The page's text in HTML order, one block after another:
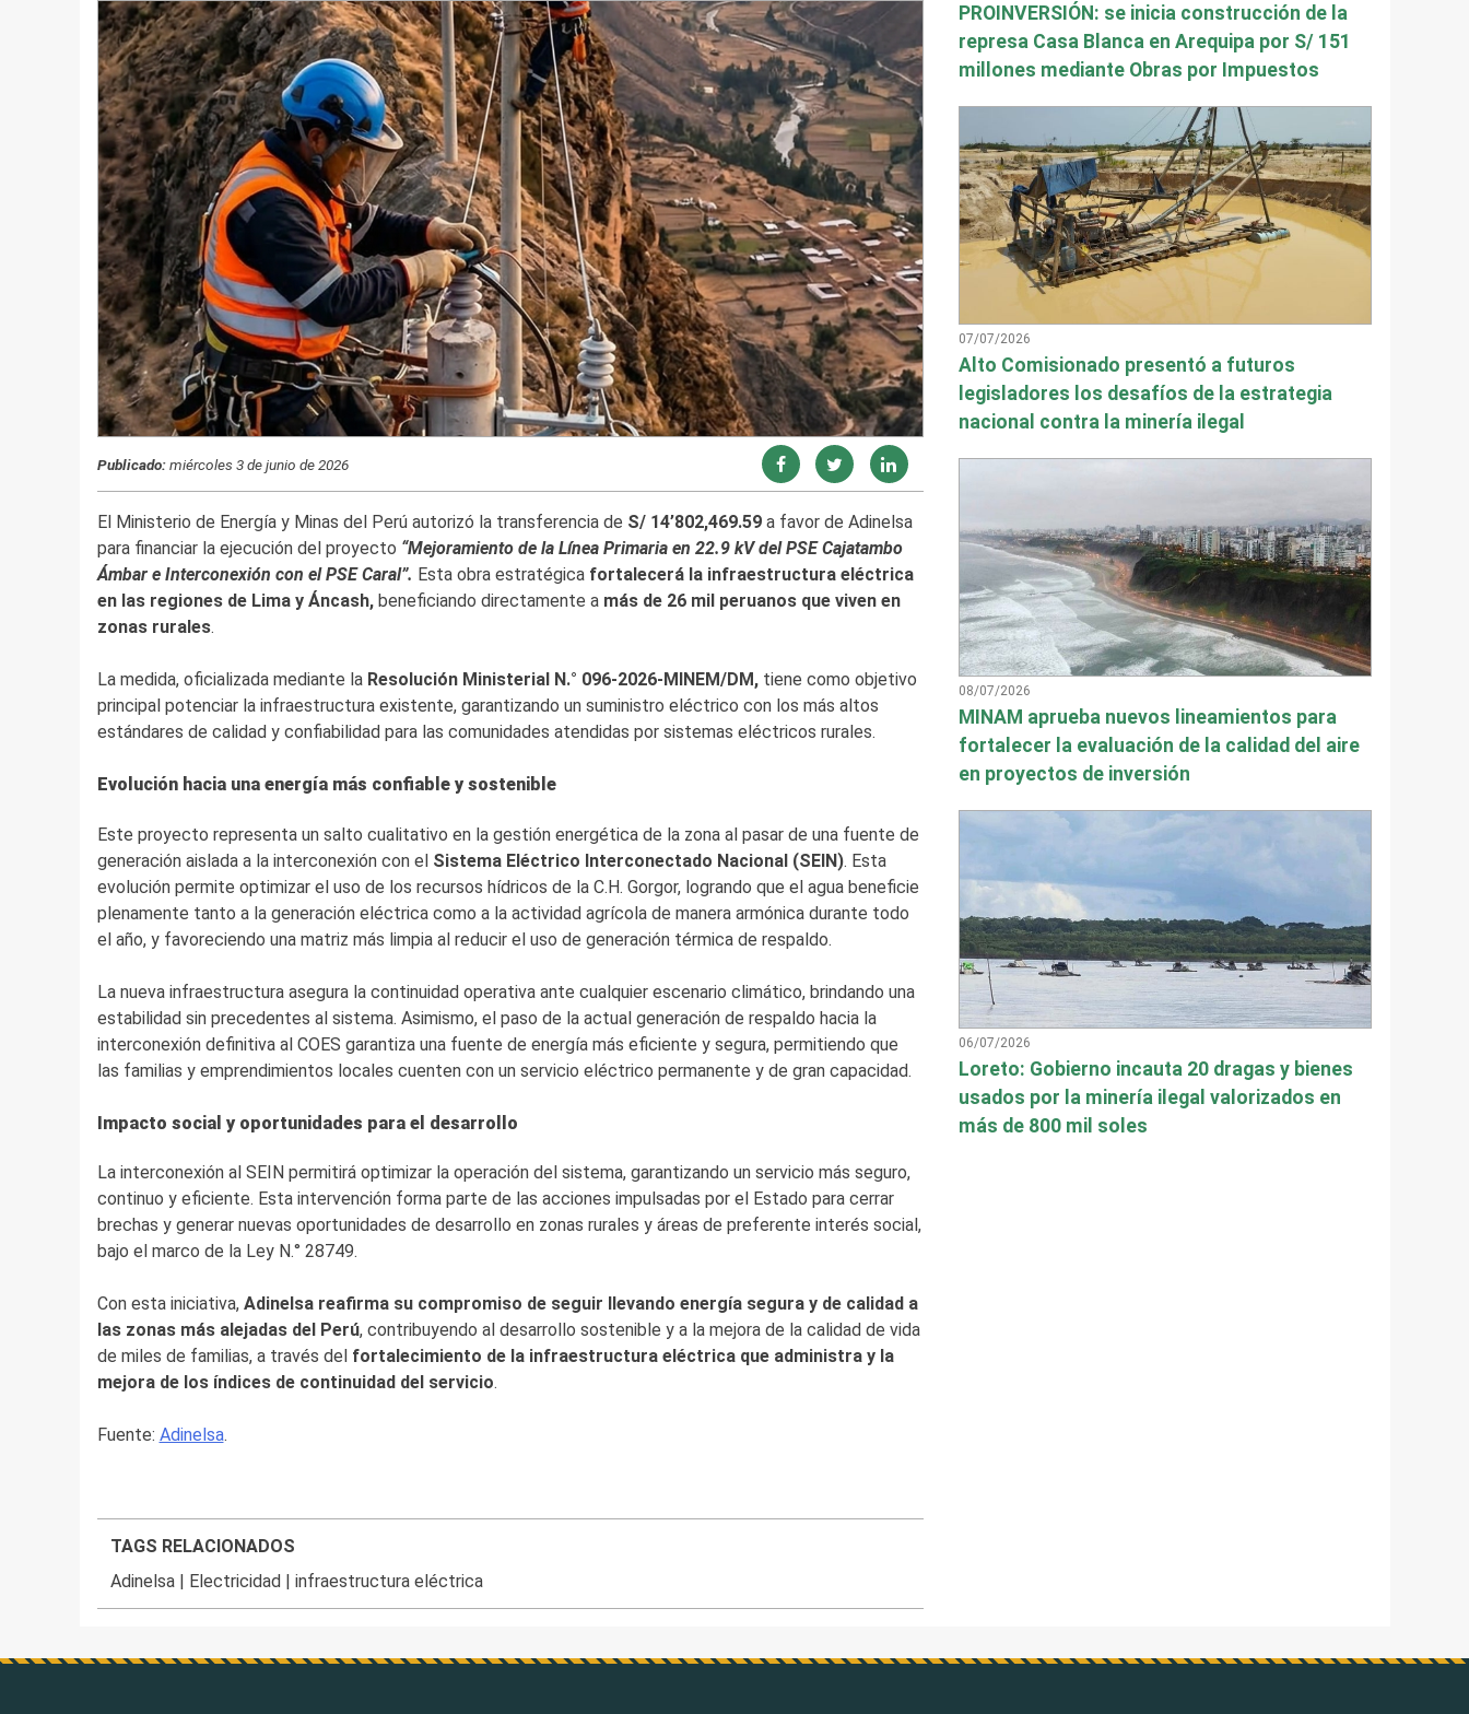
Publicado:miércoles 3 de junio de 2026
El Ministerio de Energía y Minas del Perú autorizó la transferencia de S/ 14’802,469.59a favor de Adinelsa
para financiar la ejecución del proyecto “Mejoramiento de la Línea Primaria en 22.9 kV del PSE Cajatambo
Ámbar e Interconexión con el PSE Caral”. Esta obra estratégica fortalecerá la infraestructura eléctrica
en las regiones de Lima y Áncash,beneficiando directamente a más de 26 mil peruanos que viven en
zonas rurales.
La medida, oficializada mediante la Resolución Ministerial N.° 096-2026-MINEM/DM,tiene como objetivo
principal potenciar la infraestructura existente, garantizando un suministro eléctrico con los más altos
estándares de calidad y confiabilidad para las comunidades atendidas por sistemas eléctricos rurales.
Evolución hacia una energía más confiable y sostenible
Este proyecto representa un salto cualitativo en la gestión energética de la zona al pasar de una fuente de
generación aislada a la interconexión con el Sistema Eléctrico Interconectado Nacional (SEIN). Esta
evolución permite optimizar el uso de los recursos hídricos de la C.H. Gorgor, logrando que el agua beneficie
plenamente tanto a la generación eléctrica como a la actividad agrícola de manera armónica durante todo
el año, y favoreciendo una matriz más limpia al reducir el uso de generación térmica de respaldo.
La nueva infraestructura asegura la continuidad operativa ante cualquier escenario climático, brindando una
estabilidad sin precedentes al sistema. Asimismo, el paso de la actual generación de respaldo hacia la
interconexión definitiva al COES garantiza una fuente de energía más eficiente y segura, permitiendo que
las familias y emprendimientos locales cuenten con un servicio eléctrico permanente y de gran capacidad.
Impacto social y oportunidades para el desarrollo
La interconexión al SEIN permitirá optimizar la operación del sistema, garantizando un servicio más seguro,
continuo y eficiente. Esta intervención forma parte de las acciones impulsadas por el Estado para cerrar
brechas y generar nuevas oportunidades de desarrollo en zonas rurales y áreas de preferente interés social,
bajo el marco de la Ley N.° 28749.
Con esta iniciativa, Adinelsa reafirma su compromiso de seguir llevando energía segura y de calidad a
las zonas más alejadas del Perú, contribuyendo al desarrollo sostenible y a la mejora de la calidad de vida
de miles de familias, a través del fortalecimiento de la infraestructura eléctrica que administra y la
mejora de los índices de continuidad del servicio.
Fuente: Adinelsa.
TAGS RELACIONADOS
Adinelsa | Electricidad |infraestructura eléctrica
PROINVERSIÓN: se inicia construcción de la
represa Casa Blanca en Arequipa por S/ 151
millones mediante Obras por Impuestos
07/07/2026
Alto Comisionado presentó a futuros
legisladores los desafíos de la estrategia
nacional contra la minería ilegal
08/07/2026
MINAM aprueba nuevos lineamientos para
fortalecer la evaluación de la calidad del aire
en proyectos de inversión
06/07/2026
Loreto: Gobierno incauta 20 dragas y bienes
usados por la minería ilegal valorizados en
más de 800 mil soles